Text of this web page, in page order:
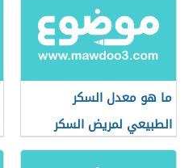
ما هو معدل السكر
الطبيعي لمريض السكر